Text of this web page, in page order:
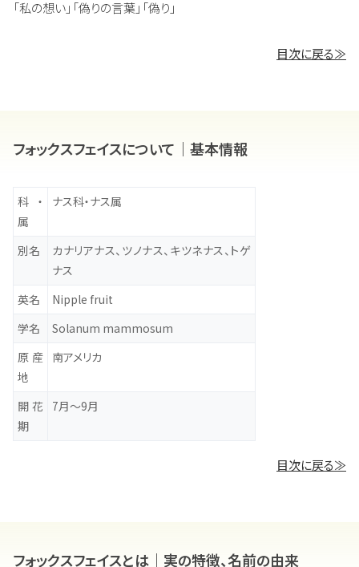
「私の想い」「偽りの言葉」「偽り」
目次に戻る≫
フォックスフェイスについて｜基本情報
科・
属
ナス科・ナス属
別名
カナリアナス、ツノナス、キツネナス、トゲ
ナス
英名
Nipple fruit
学名
Solanum mammosum
原産
地
南アメリカ
開花
期
7月～9月
目次に戻る≫
フォックスフェイスとは｜実の特徴、名前の由来